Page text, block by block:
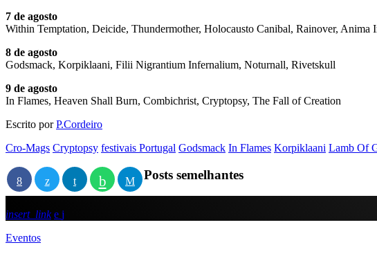
7 de agosto
Within Temptation, Deicide, Thundermother, Holocausto Canibal, Rainover, Anima
8 de agosto
Godsmack, Korpiklaani, Filii Nigrantium Infernalium, Noturnall, Rivetskull
9 de agosto
In Flames, Heaven Shall Burn, Combichrist, Cryptopsy, The Fall of Creation
Escrito porP.Cordeiro
Cro-Mags Cryptopsy festivais Portugal Godsmack In Flames Korpiklaani Lamb Of
Posts semelhantes
insert_link
Eventos